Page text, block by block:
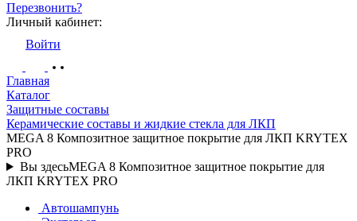
Перезвонить?
Личный кабинет:
Войти
Главная
Каталог
Защитные составы
Керамические составы и жидкие стекла для ЛКП
MEGA 8 Композитное защитное покрытие для ЛКП KRYTEX
PRO
Вы здесьMEGA 8 Композитное защитное покрытие для
ЛКП KRYTEX PRO
Автошампунь